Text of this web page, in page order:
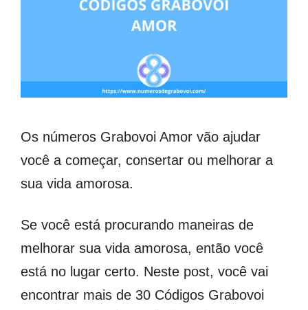
Os números Grabovoi Amor vão ajudar
você a começar, consertar ou melhorar a
sua vida amorosa.
Se você está procurando maneiras de
melhorar sua vida amorosa, então você
está no lugar certo. Neste post, você vai
encontrar mais de 30 Códigos Grabovoi